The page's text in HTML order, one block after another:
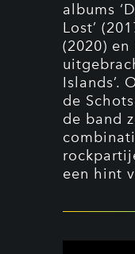
albums
Lost’
(2020)
Islands’.
de
de band
een hint